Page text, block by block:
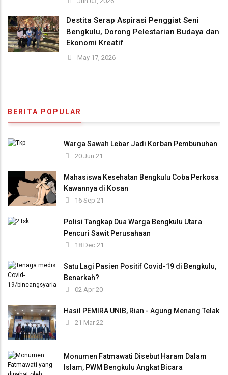
Destita Serap Aspirasi Penggiat Seni
Bengkulu, Dorong Pelestarian Budaya dan
Ekonomi Kreatif
May 17, 2026
BERITA POPULAR
Warga Sawah Lebar Jadi Korban Pembunuhan
20 Jun 21
Mahasiswa Kesehatan Bengkulu Coba Perkosa
Kawannya di Kosan
16 Sep 21
Polisi Tangkap Dua Warga Bengkulu Utara
Pencuri Sawit Perusahaan
18 Dec 21
Satu Lagi Pasien Positif Covid-19 di Bengkulu,
Benarkah?
02 Apr 20
Hasil PEMIRA UNIB, Rian - Agung Menang Telak
21 Mar 22
Monumen Fatmawati Disebut Haram Dalam
Islam, PWM Bengkulu Angkat Bicara